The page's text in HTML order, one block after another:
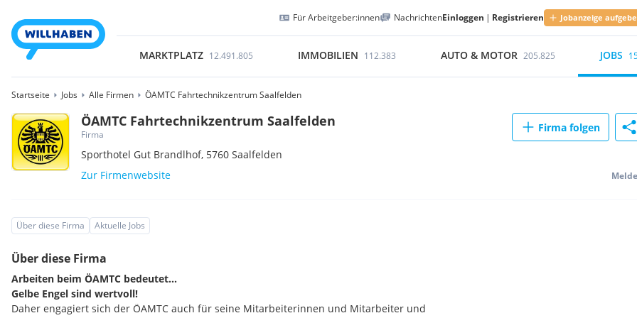
Für Arbeitgeber:innen NachrichtenEinloggen | Registrieren Jobanzeige
MARKTPLATZ 12.491.805 IMMOBILIEN 112.383 AUTO & MOTOR 205.825 JOBS
Startseite Jobs Alle Firmen ÖAMTC Fahrtechnikzentrum Saalfelden
ÖAMTC Fahrtechnikzentrum Saalfelden
Firma
Sporthotel Gut Brandlhof, 5760Saalfelden
Zur Firmenwebsite
Firma folgen
Über diese Firma Aktuelle Jobs
Über diese Firma
Arbeiten beim ÖAMTC bedeutet...
Gelbe Engel sind wertvoll!
Daher engagiert sich der ÖAMTC auch für seine Mitarbeiterinnen und Mitarbeiter und